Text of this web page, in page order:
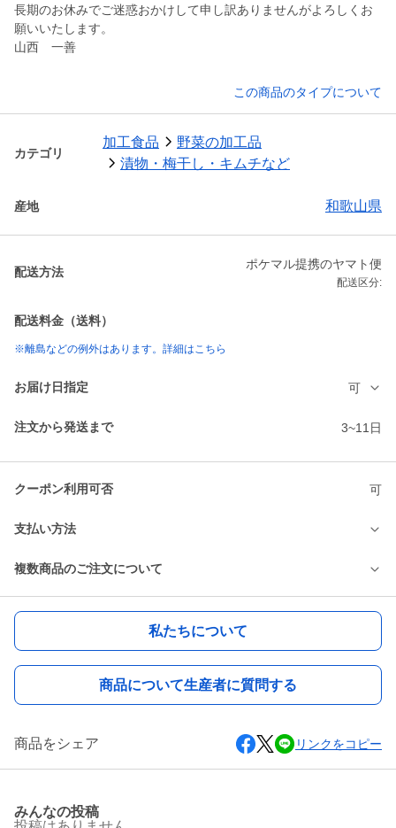
長期のお休みでご迷惑おかけして申し訳ありませんがよろしくお
願いいたします。
山西 一善
この商品のタイプについて
カテゴリ
加工食品
野菜の加工品
漬物・梅干し・キムチなど
産地 和歌山県
配送方法
ポケマル提携のヤマト便
配送区分:
配送料金（送料）
※離島などの例外はあります。詳細はこちら
お届け日指定 可
注文から発送まで 3~11日
クーポン利用可否 可
支払い方法
複数商品のご注文について
私たちについて
商品について生産者に質問する
商品をシェア リンクをコピー
みんなの投稿